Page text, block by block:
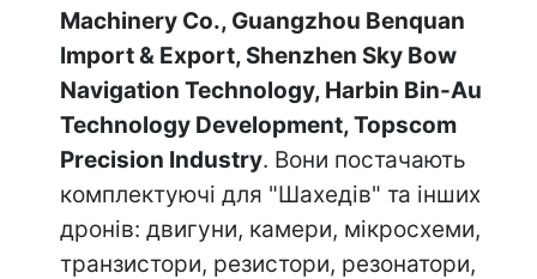
Machinery Co., Guangzhou Benquan
Import & Export, Shenzhen Sky Bow
Navigation Technology, Harbin Bin-Au
Technology Development, Topscom
Precision Industry. Вони постачають
комплектуючі для "Шахедів" та інших
дронів: двигуни, камери, мікросхеми,
транзистори, резистори, резонатори,